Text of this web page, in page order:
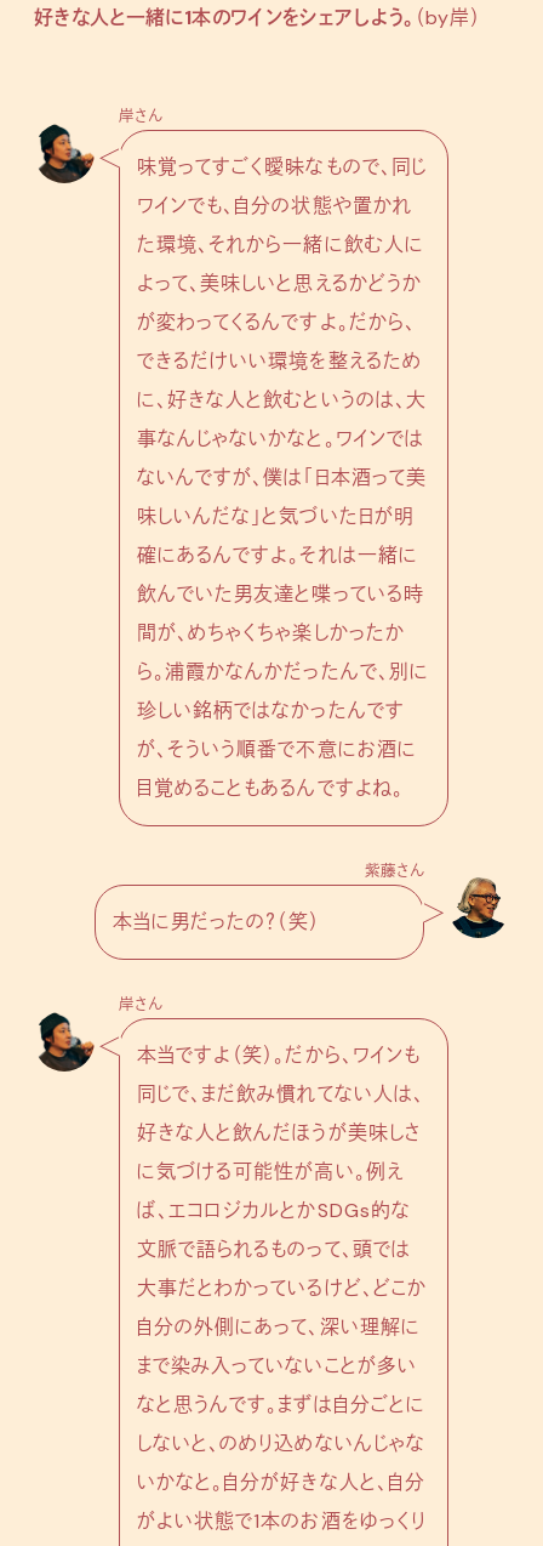
好きな人と一緒に1本のワインをシェアしよう。 （by岸）
岸さん
味覚ってすごく曖昧なもので、同じ
ワインでも、自分の状態や置かれ
た環境、それから一緒に飲む人に
よって、美味しいと思えるかどうか
が変わってくるんですよ。だから、
できるだけいい環境を整えるため
に、好きな人と飲むというのは、大
事なんじゃないかなと。ワインでは
ないんですが、僕は「日本酒って美
味しいんだな」と気づいた日が明
確にあるんですよ。それは一緒に
飲んでいた男友達と喋っている時
間が、めちゃくちゃ楽しかったか
ら。浦霞かなんかだったんで、別に
珍しい銘柄ではなかったんです
が、そういう順番で不意にお酒に
目覚めることもあるんですよね。
紫藤さん
本当に男だったの？（笑）
岸さん
本当ですよ（笑）。だから、ワインも
同じで、まだ飲み慣れてない人は、
好きな人と飲んだほうが美味しさ
に気づける可能性が高い。例え
ば、エコロジカルとかSDGs的な
文脈で語られるものって、頭では
大事だとわかっているけど、どこか
自分の外側にあって、深い理解に
まで染み入っていないことが多い
なと思うんです。まずは自分ごとに
しないと、のめり込めないんじゃな
いかなと。自分が好きな人と、自分
がよい状態で1本のお酒をゆっくり